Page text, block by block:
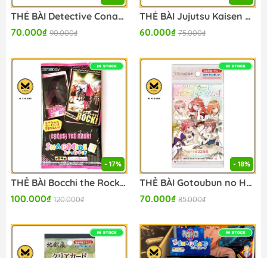
THẺ BÀI Detective Conan - Case Closed Clear Artboard - Card Collection (Ensky) PACK CARD CHÍNH HÃNG
70.000₫ 90.000₫
THẺ BÀI Jujutsu Kaisen Underlay Collection Vol.1 -B5 Size- (EnsKy) PACK CARD CHÍNH HÃNG
60.000₫ 75.000₫
- 17%
THẺ BÀI Bocchi the Rock - TV Anime - Snapmide Special (Ensky) PACK CARD CHÍNH HÃNG
100.000₫ 120.000₫
- 18%
THẺ BÀI Gotoubun no Hanayome - Clear Card Collection 4 First Press Limited Edition (Ensky) PACK CARD CHÍNH HÃNG
70.000₫ 85.000₫